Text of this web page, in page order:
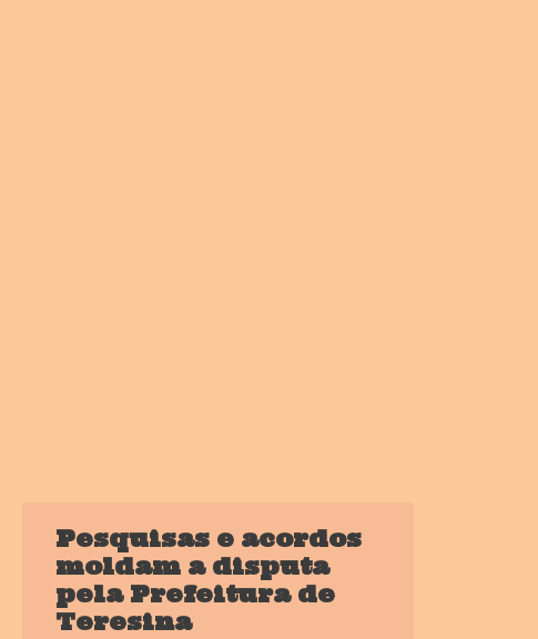
Pesquisas e acordos
moldam a disputa
pela Prefeitura de
Teresina